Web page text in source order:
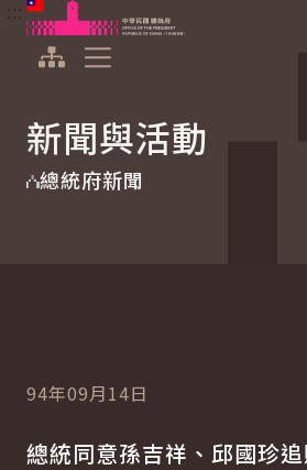
跳到主要內容
中華民國總統府
新聞與活動
總統府新聞
94年09月14日
總統同意孫吉祥、邱國珍